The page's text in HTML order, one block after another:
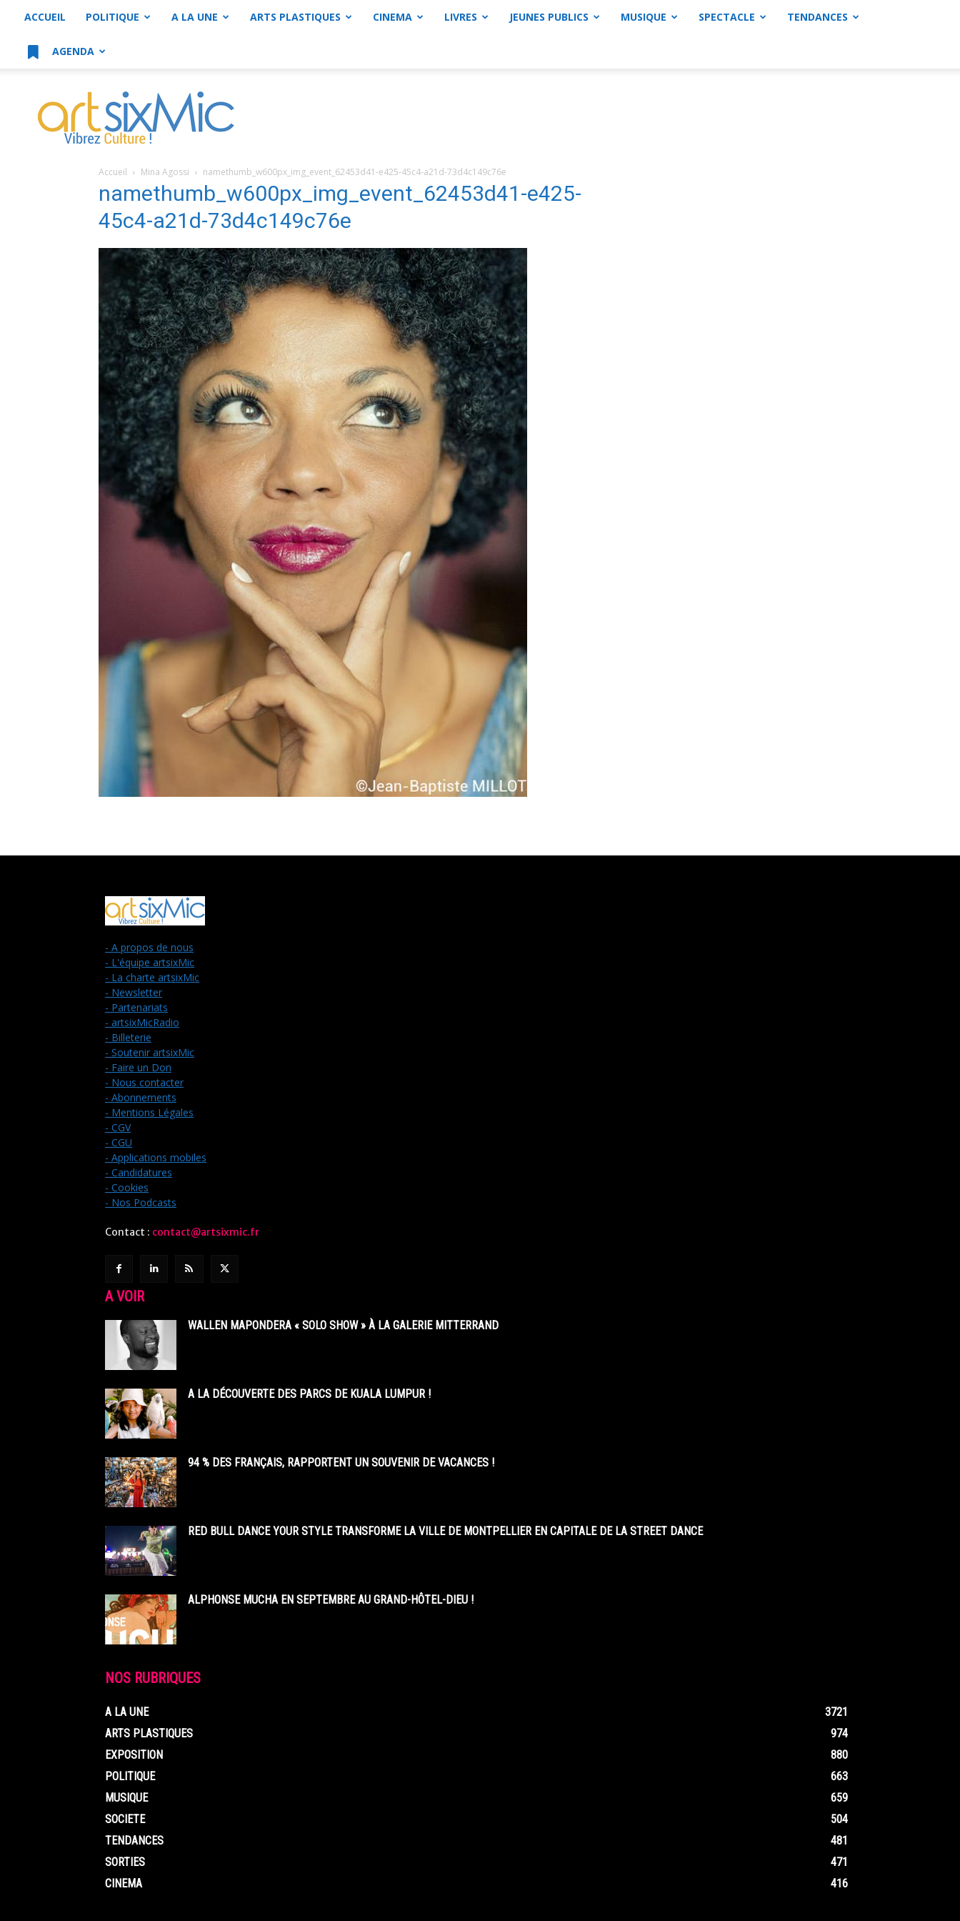
ACCUEIL POLITIQUE A LA UNE ARTS PLASTIQUES CINEMA LIVRES JEUNES PUBLICS MUSIQUE SPECTACLE TENDANCES
AGENDA
artsixMic
Accueil Mina Agossi namethumb_w600px_img_event_62453d41-e425-45c4-a21d-73d4c149c76e
namethumb_w600px_img_event_62453d41-e425-
45c4-a21d-73d4c149c76e
- A propos de nous
- L'équipe artsixMic
- La charte artsixMic
- Newsletter
- Partenariats
- artsixMicRadio
- Billeterie
- Soutenir artsixMic
- Faire un Don
- Nous contacter
- Abonnements
- Mentions Légales
- CGV
- CGU
- Applications mobiles
- Candidatures
- Cookies
- Nos Podcasts
Contact : contact@artsixmic.fr
A VOIR
WALLEN MAPONDERA « SOLO SHOW » À LA GALERIE MITTERRAND
A LA DÉCOUVERTE DES PARCS DE KUALA LUMPUR !
94 % DES FRANÇAIS, RAPPORTENT UN SOUVENIR DE VACANCES !
RED BULL DANCE YOUR STYLE TRANSFORME LA VILLE DE MONTPELLIER EN CAPITALE DE LA STREET DANCE
ALPHONSE MUCHA EN SEPTEMBRE AU GRAND-HÔTEL-DIEU !
NOS RUBRIQUES
A LA UNE
3721
ARTS PLASTIQUES
974
EXPOSITION
880
POLITIQUE
663
MUSIQUE
659
SOCIETE
504
TENDANCES
481
SORTIES
471
CINEMA
416